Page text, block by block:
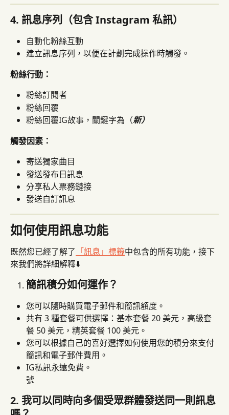
4. 訊息序列（包含 Instagram 私訊）
自動化粉絲互動
建立訊息序列，以便在計劃完成操作時觸發。
粉絲行動：
粉絲訂閱者
粉絲回覆
粉絲回覆IG故事，關鍵字為（新）
觸發因素：
寄送獨家曲目
發送發布日訊息
分享私人票務鏈接
發送自訂訊息
如何使用訊息功能
既然您已經了解了 「訊息」標籤中包含的所有功能，接下
來我們將詳細解釋⬇️
簡訊積分如何運作？
您可以隨時購買電子郵件和簡訊額度。
共有 3 種套餐可供選擇：基本套餐 20 美元，高級套
餐 50 美元，精英套餐 100 美元。
您可以根據自己的喜好選擇如何使用您的積分來支付
簡訊和電子郵件費用。
IG私訊永遠免費。
號
2. 我可以同時向多個受眾群體發送同一則訊息